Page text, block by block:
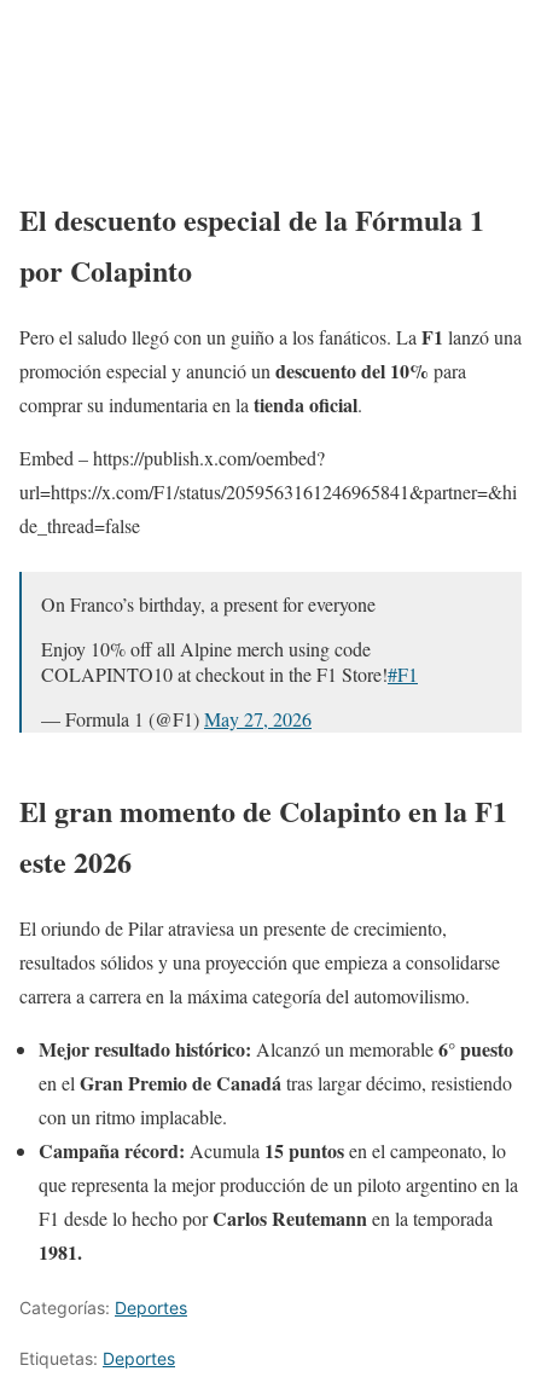
El descuento especial de la Fórmula 1
por Colapinto
Pero el saludo llegó con un guiño a los fanáticos. La F1 lanzó una
promoción especial y anunció un descuento del 10% para
comprar su indumentaria en la tienda oficial.
Embed – https://publish.x.com/oembed?
url=https://x.com/F1/status/2059563161246965841&partner=&hi
de_thread=false
On Franco’s birthday, a present for everyone
Enjoy 10% off all Alpine merch using code
COLAPINTO10 at checkout in the F1 Store!#F1
— Formula 1 (@F1)May 27, 2026
El gran momento de Colapinto en la F1
este 2026
El oriundo de Pilar atraviesa un presente de crecimiento,
resultados sólidos y una proyección que empieza a consolidarse
carrera a carrera en la máxima categoría del automovilismo.
Mejor resultado histórico: Alcanzó un memorable6° puesto
en el Gran Premio de Canadátras largar décimo, resistiendo
con un ritmo implacable.
Campaña récord: Acumula 15 puntosen el campeonato, lo
que representa la mejor producción de un piloto argentino en la
F1 desde lo hecho porCarlos Reutemannen la temporada
1981.
Categorías: Deportes
Etiquetas: Deportes